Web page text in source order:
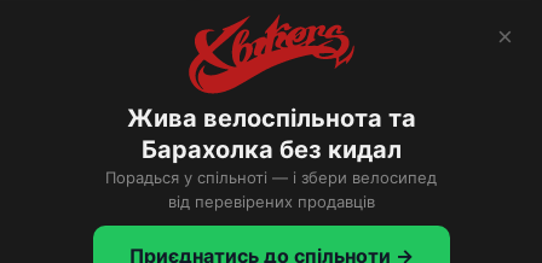
Другие увлечения:
Продаж
×
Жива велоспільнота та
Барахолка без кидал
Порадься у спільноті — і збери велосипед
від перевірених продавців
Приєднатись до спільноти →